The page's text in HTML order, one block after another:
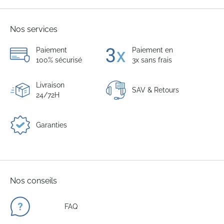
Nos services
Paiement
100% sécurisé
Paiement en
3x sans frais
Livraison
24/72H
SAV & Retours
Garanties
Nos conseils
FAQ